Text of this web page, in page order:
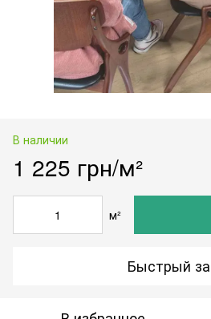
В наличии
1 225 грн/м²
м²
Быстрый